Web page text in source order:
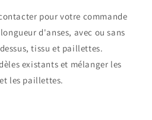
pour votre commande
d'anses, avec ou sans
tissu et paillettes.
existants et mélanger les
les paillettes.